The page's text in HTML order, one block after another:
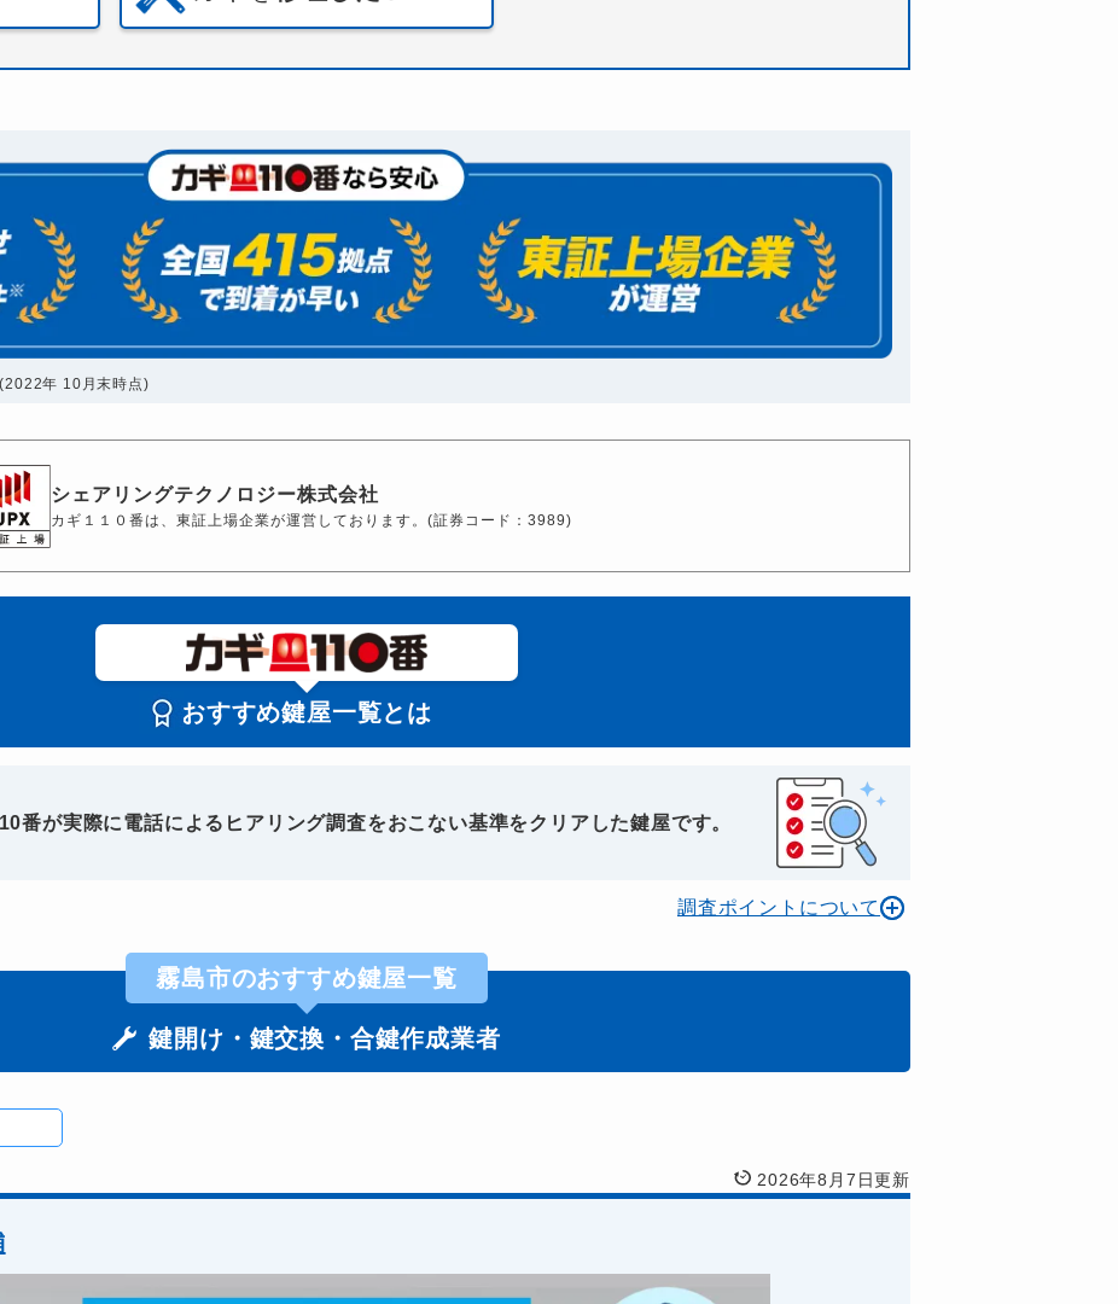
年 10月末時点)
シェアリングテクノロジー株式会社
カギ１１０番は、東証上場企業が運営しております。(証券コード：3989)
おすすめ鍵屋一覧とは
番が実際に電話によるヒアリング調査をおこない基準をクリアした鍵屋です。
調査ポイントについて
霧島市のおすすめ鍵屋一覧
鍵開け・鍵交換・合鍵作成業者
2026年8月7日更新